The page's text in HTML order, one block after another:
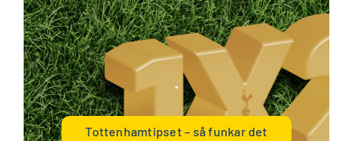
.
Tottenhamtipset – så funkar det